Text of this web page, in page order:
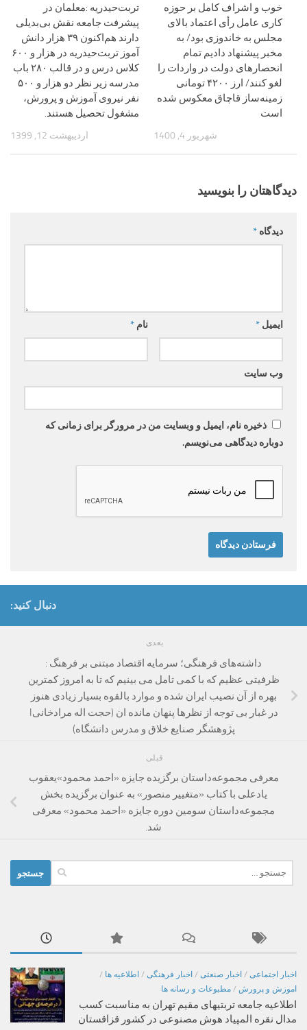
تربت‌حیدریه :معلمان در
پیشرفت جامعه نقش بی‌بدیلی
دارند هم‌اکنون ۳۹ هزار دانش
آموز تربت‌حیدریه در هزار و ۶۰۰
کلاس درس و در قالب ۲۸۰ باب
مدرسه زیر نظر دو هزار و ۵۰۰
نفر نیروی آموزش و پرورش،
مشغول تحصیل هستند.
اردیبهشت 12, 1399
خوب و اشراف کامل بر حوزه
کاری عامل رأی اعتماد بالای
مجلس به خاندوزی بود/ به
مخبر پیشنهاد دادیم تمام
انحصارهای دولت در واردات را
لغو کنند/ ارز ۴۲۰۰ تومانی
زمینه‌ساز قاچاق معکوس شده
است
شهریور 4, 1400
دیدگاهتان را بنویسید
دیدگاه *
نام * ایمیل *
وب‌ سایت
ذخیره نام، ایمیل و وبسایت من در مرورگر برای زمانی که
دوباره دیدگاهی می‌نویسم.
دنبال کنید:
بعدی
داشته‌های فرهنگی؛ سرمایه اقتصاد مبتنی بر فرهنگ :
ظرفیتی عظیم که با کمی تامل می بینیم که تا به امروز کمترین
بهره از آن نصیب ایران شده و موارد بالقوه بسیار زیادی هنوز
در غبار بی توجه از نظرها پنهان مانده ان (حجت اله مرادخانیI
پژوهشگر صنایع خلاق و مدرس دانشگاه)
قبلی
معرفی مجموعه‌داستان برگزیده جایزه «احمد محمود»یعقوب
یادعلی با کتاب «متغییر منصور» به عنوان برگزیده بخش
مجموعه‌داستان سومین دوره جایزه «احمد محمود» معرفی
شد.
برای:
اخبار اجتماعی / اخبار صنعتی / اخبار فرهنگی / اطلاعیه ها /
اموزش و پرورش / مطبوعات و رسانه ها
اطلاعیه جامعه تربتیهای مقیم تهران به مناسبت کسب
مدال نقره المپیاد هوش مصنوعی در کشور قزاقستان